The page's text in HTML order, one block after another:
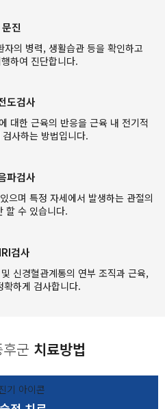
문진
의 병력, 생활습관 등을 확인하고
하여 진단합니다.
도검사
대한 근육의 반응을 근육 내 전기적
사하는 방법입니다.
파검사
으며 특정 자세에서 발생하는 관절의
할 수 있습니다.
검사
신경혈관계통의 연부 조직과 근육,
확하게 검사합니다.
군 치료방법